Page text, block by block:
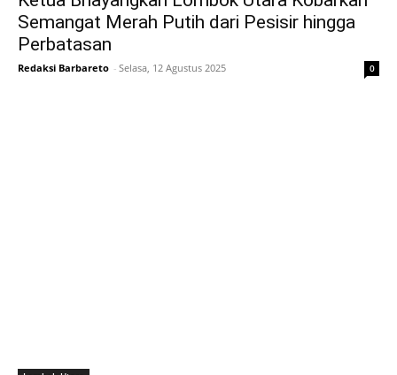
Semangat Merah Putih dari Pesisir hingga
Perbatasan
Redaksi Barbareto - Selasa, 12 Agustus 2025 0